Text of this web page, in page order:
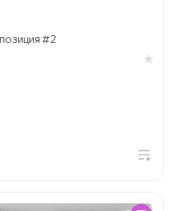
#2